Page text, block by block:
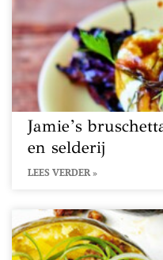
Jamie’s
en selderij
LEES VERDER »